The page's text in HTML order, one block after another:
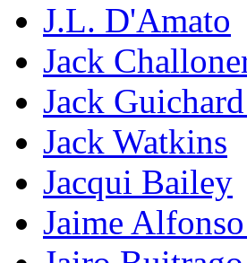
J.L. D'Amato
Jack
Jack
Jack Watkins
Jacqui Bailey
Jaime